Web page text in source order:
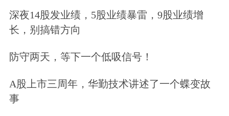
王立新对记者表示，在金价高企的格局
下，黄金投资需求热、金饰消费冷的分
高位；另一方面，全球整体居民消费能
深夜14股发业绩，5股业绩暴雷，9股业绩增
长，别搞错方向
防守两天，等下一个低吸信号！
A股上市三周年，华勤技术讲述了一个蝶变故
事